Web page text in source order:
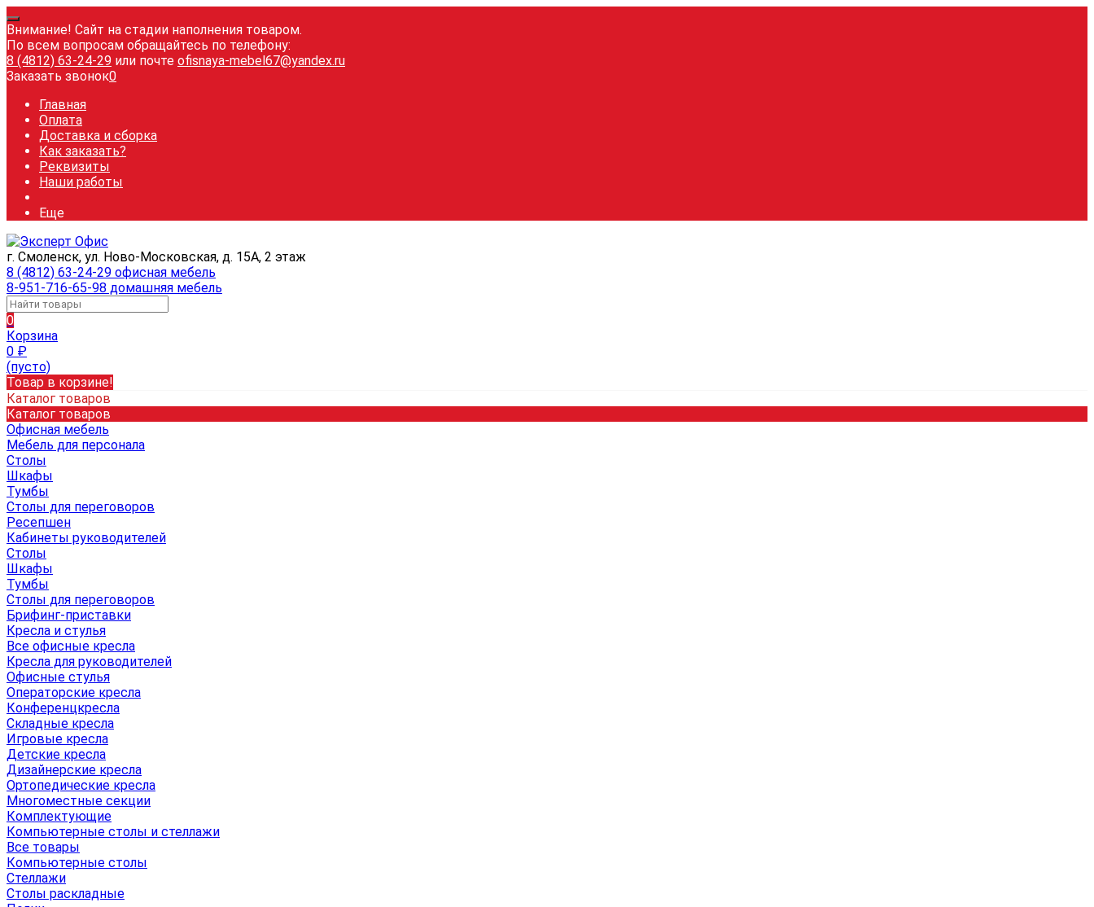
Внимание! Сайт на стадии наполнения товаром.
По всем вопросам обращайтесь по телефону:
8 (4812) 63-24-29 или почте ofisnaya-mebel67@yandex.ru
Заказать звонок0
Главная
Оплата
Доставка и сборка
Как заказать?
Реквизиты
Наши работы
Еще
г. Смоленск, ул. Ново-Московская, д. 15А, 2 этаж
8 (4812) 63-24-29 офисная мебель
8-951-716-65-98 домашняя мебель
0
Корзина
0 ₽
(пусто)
Товар в корзине!
Каталог товаров
Каталог товаров
Офисная мебель
Мебель для персонала
Столы
Шкафы
Тумбы
Столы для переговоров
Ресепшен
Кабинеты руководителей
Столы
Шкафы
Тумбы
Столы для переговоров
Брифинг-приставки
Кресла и стулья
Все офисные кресла
Кресла для руководителей
Офисные стулья
Операторские кресла
Конференцкресла
Складные кресла
Игровые кресла
Детские кресла
Дизайнерские кресла
Ортопедические кресла
Многоместные секции
Комплектующие
Компьютерные столы и стеллажи
Все товары
Компьютерные столы
Стеллажи
Столы раскладные